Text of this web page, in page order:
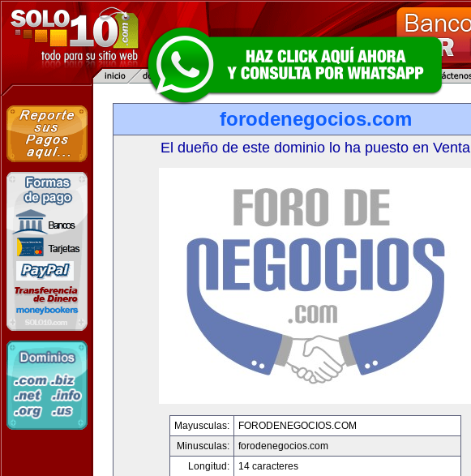
forodenegocios.com
El dueño de este dominio lo ha puesto en Venta
Mayusculas:
FORODENEGOCIOS.COM
Minusculas:
forodenegocios.com
Longitud:
14 caracteres